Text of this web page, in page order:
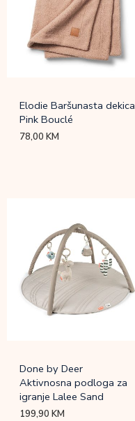
Elodie Baršunasta dekica
Pink Bouclé
78,00KM
Done by Deer
Aktivnosna podloga za
igranje Lalee Sand
199,90KM